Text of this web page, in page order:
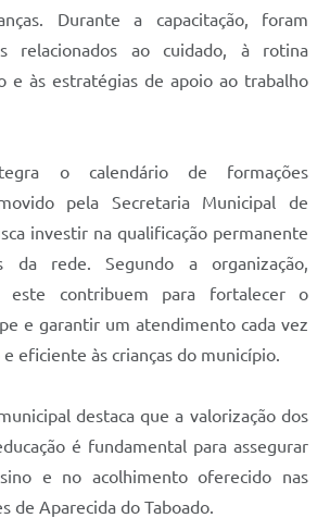
Durante a capacitação, foram
relacionados ao cuidado, à rotina
e às estratégias de apoio ao trabalho
o calendário de formações
pela Secretaria Municipal de
investir na qualificação permanente
da rede. Segundo a organização,
este contribuem para fortalecer o
e garantir um atendimento cada vez
eficiente às crianças do município.
destaca que a valorização dos
é fundamental para assegurar
e no acolhimento oferecido nas
de Aparecida do Taboado.